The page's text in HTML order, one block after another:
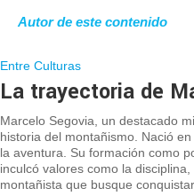
Autor de este contenido
Entre Culturas
La trayectoria de
Marcelo Segovia, un destacado
historia del montañismo. Nació
la aventura. Su formación como
inculcó valores como la
montañista que busque